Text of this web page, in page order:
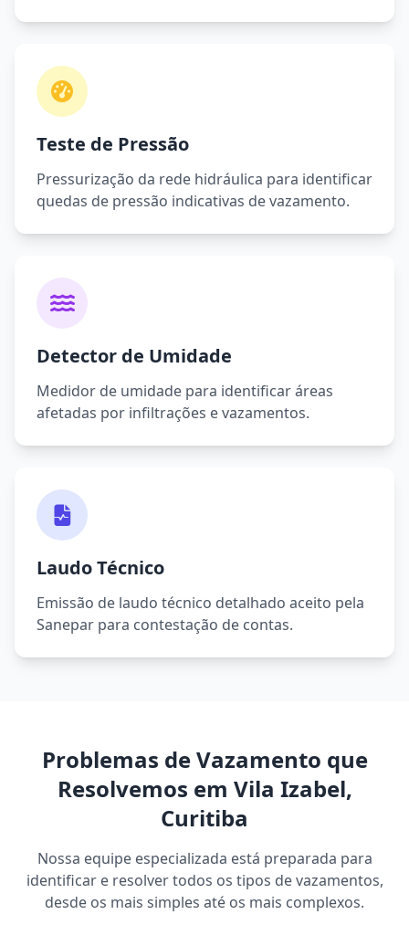
Teste de Pressão
Pressurização da rede hidráulica para identificar
quedas de pressão indicativas de vazamento.
Detector de Umidade
Medidor de umidade para identificar áreas
afetadas por infiltrações e vazamentos.
Laudo Técnico
Emissão de laudo técnico detalhado aceito pela
Sanepar para contestação de contas.
Problemas de Vazamento que
Resolvemos em Vila Izabel,
Curitiba
Nossa equipe especializada está preparada para
identificar e resolver todos os tipos de vazamentos,
desde os mais simples até os mais complexos.